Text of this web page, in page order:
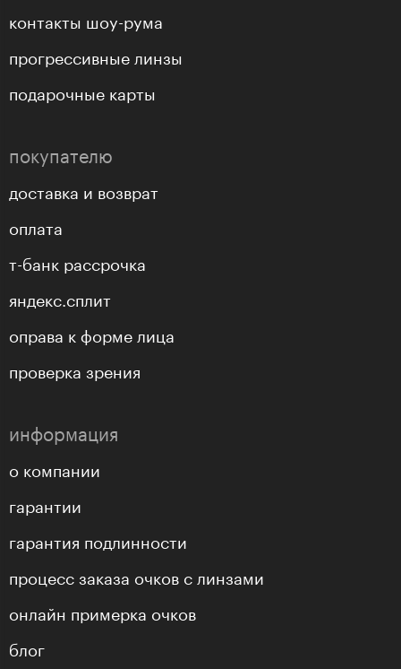
контакты шоу-рума
прогрессивные линзы
подарочные карты
покупателю
доставка и возврат
оплата
т-банк рассрочка
яндекс.сплит
оправа к форме лица
проверка зрения
информация
о компании
гарантии
гарантия подлинности
процесс заказа очков с линзами
онлайн примерка очков
блог